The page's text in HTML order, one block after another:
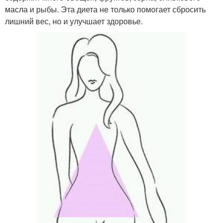
масла и рыбы. Эта диета не только помогает сбросить
лишний вес, но и улучшает здоровье.